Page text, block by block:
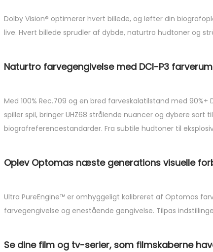
Dolby Vision® optimerer hvert billede, og løfter din
live. Hvert billede sprudler af dybde, naturtro hudtoner og
Naturtro farvegengivelse med DCI-P3 farverum
Med 100% Rec.709 og en bred farveskalatilstand med
spiller spil, bringer UHZ68 strålende nuancer og dybere
biografreferencestandarder. Fra subtile hudtoner til
Oplev Optomas næste generations visuelle
Ultra PureEngine™ er omhyggeligt kalibreret af Optomas
farvegengivelse og enestående gengivelse. Tilpas
Se dine film og tv-serier, som filmskaberne